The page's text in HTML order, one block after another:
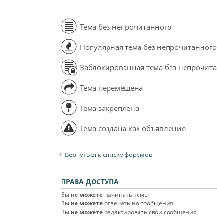
Тема без непрочитанного
Популярная тема без непрочитанного
Заблокированная тема без
Тема перемещена
Тема закреплена
Тема создана как объявление
Вернуться к списку форумов
ПРАВА ДОСТУПА
Вы не можете начинать темы
Вы не можетеотвечать на сообщения
Вы не можете редактировать свои сообщения